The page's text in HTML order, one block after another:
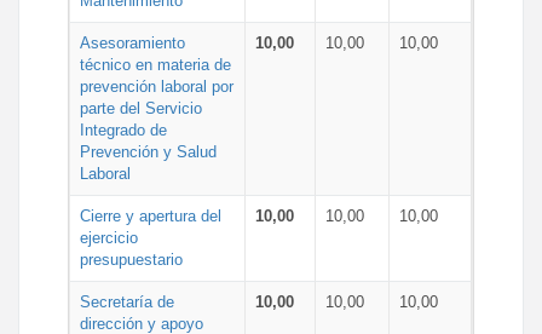
Asesoramiento
técnico en materia de
prevención laboral por
parte del Servicio
Integrado de
Prevención y Salud
Laboral
10,00 10,00 10,00
Cierre y apertura del
ejercicio
presupuestario
10,00 10,00 10,00
Secretaría de
dirección y apoyo
10,00 10,00 10,00